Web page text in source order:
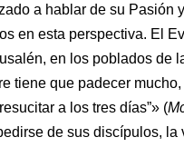
a hablar de su Pasión
en esta perspectiva. El
en los poblados de
tiene que padecer
a los tres días”» (
de sus discípulos, la